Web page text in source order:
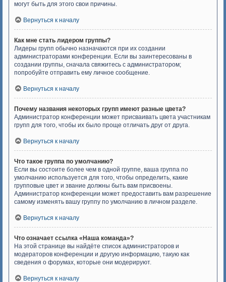
могут быть для этого свои причины.
Вернуться к началу
Как мне стать лидером группы?
Лидеры групп обычно назначаются при их создании
администраторами конференции. Если вы заинтересованы в
создании группы, сначала свяжитесь с администратором;
попробуйте отправить ему личное сообщение.
Вернуться к началу
Почему названия некоторых групп имеют разные цвета?
Администратор конференции может присваивать цвета участникам
групп для того, чтобы их было проще отличать друг от друга.
Вернуться к началу
Что такое группа по умолчанию?
Если вы состоите более чем в одной группе, ваша группа по
умолчанию используется для того, чтобы определить, какие
групповые цвет и звание должны быть вам присвоены.
Администратор конференции может предоставить вам разрешение
самому изменять вашу группу по умолчанию в личном разделе.
Вернуться к началу
Что означает ссылка «Наша команда»?
На этой странице вы найдёте список администраторов и
модераторов конференции и другую информацию, такую как
сведения о форумах, которые они модерируют.
Вернуться к началу